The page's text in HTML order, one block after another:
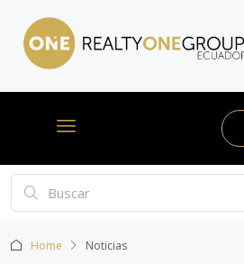
Home Noticias